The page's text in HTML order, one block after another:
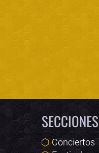
SECCIONES
Conciertos